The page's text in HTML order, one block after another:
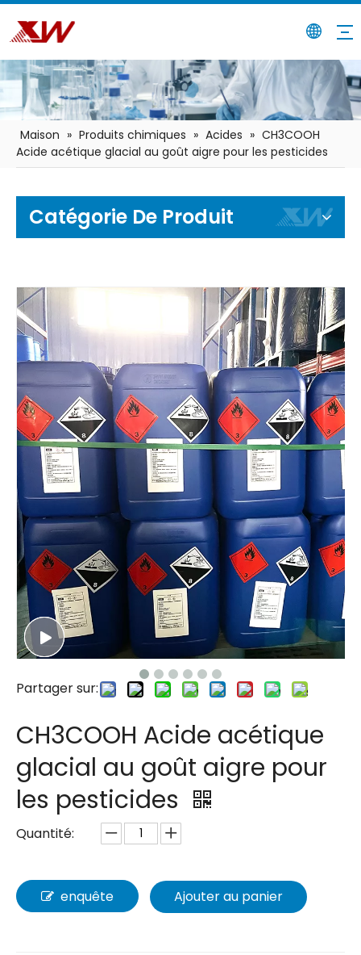
Maison » Produits chimiques » Acides » CH3COOH
Acide acétique glacial au goût aigre pour les pesticides
Catégorie De Produit
Partager sur:
CH3COOH Acide acétique
glacial au goût aigre pour
les pesticides
Quantité:
enquête Ajouter au panier